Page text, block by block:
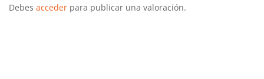
Debes acceder para publicar una valoración.